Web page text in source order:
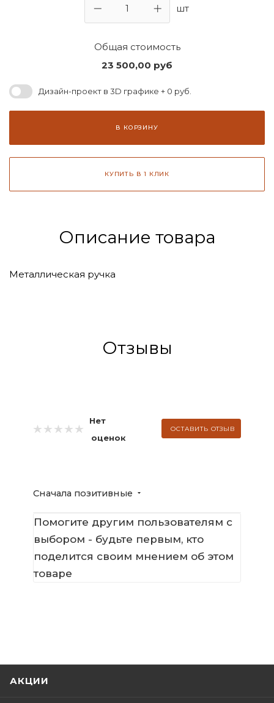
шт
Общая стоимость
23 500,00 руб
Дизайн-проект в 3D графике + 0 руб.
В КОРЗИНУ
КУПИТЬ В 1 КЛИК
Описание товара
Металлическая ручка
Отзывы
Нет
оценок
ОСТАВИТЬ ОТЗЫВ
Сначала позитивные
Помогите другим пользователям с
выбором - будьте первым, кто
поделится своим мнением об этом
товаре
АКЦИИ